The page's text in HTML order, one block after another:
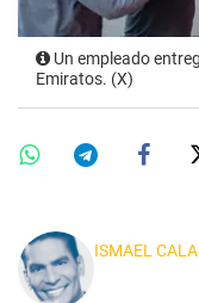
Un empleado
Emiratos. (X)
ISMAEL CALA